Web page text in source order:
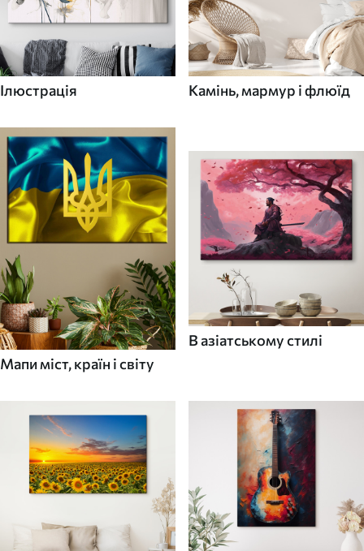
Ілюстрація Камінь, мармур і флюїд
Мапи міст, країн і світу
В азіатському стилі